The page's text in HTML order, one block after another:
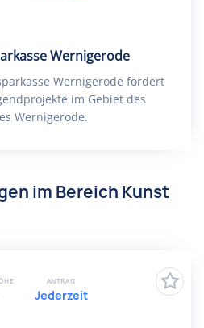
Wernigerode
Wernigerode fördert
im Gebiet des
Wernigerode.
im Bereich Kunst
ANTRAG
Jederzeit